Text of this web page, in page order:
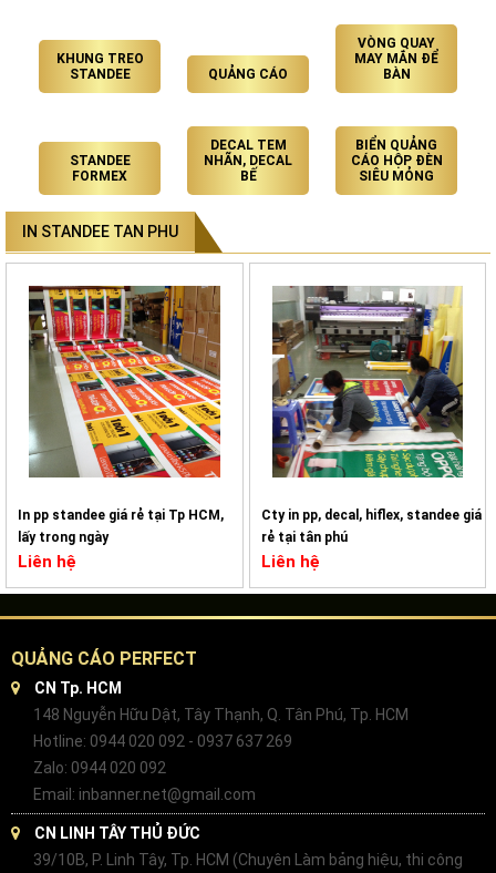
KHUNG TREO
STANDEE
QUẢNG CÁO
VÒNG QUAY
MAY MẮN ĐỂ
BÀN
STANDEE
FORMEX
DECAL TEM
NHÃN, DECAL
BẾ
BIỂN QUẢNG
CÁO HỘP ĐÈN
SIÊU MỎNG
IN STANDEE TAN PHU
In pp standee giá rẻ tại Tp HCM,
lấy trong ngày
Liên hệ
Cty in pp, decal, hiflex, standee giá
rẻ tại tân phú
Liên hệ
QUẢNG CÁO PERFECT
CN Tp. HCM
148 Nguyễn Hữu Dật, Tây Thạnh, Q. Tân Phú, Tp. HCM
Hotline: 0944 020 092 - 0937 637 269
Zalo: 0944 020 092
Email: inbanner.net@gmail.com
CN LINH TÂY THỦ ĐỨC
39/10B, P. Linh Tây, Tp. HCM (Chuyên Làm bảng hiệu, thi công